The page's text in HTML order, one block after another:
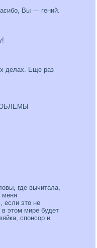
Вы — гений.
делах. Еще раз
где вычитала,
меня
если это не
этом мире будет
спонсор и